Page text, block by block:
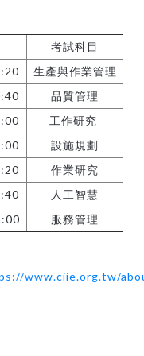
考試科目
生產與作業管理
品質管理
工作研究
設施規劃
作業研究
人工智慧
服務管理
www.ciie.org.tw/